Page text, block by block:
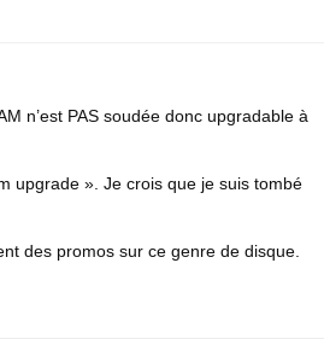
n’est PAS soudée donc upgradable à
upgrade ». Je crois que je suis tombé
des promos sur ce genre de disque.